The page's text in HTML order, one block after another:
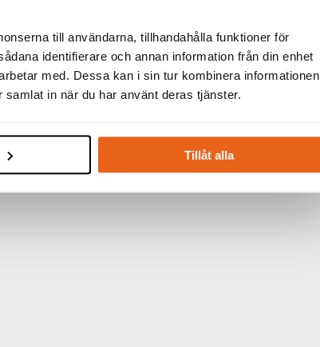
till användarna, tillhandahålla funktioner för
identifierare och annan information från din enhet
med. Dessa kan i sin tur kombinera informationen
in när du har använt deras tjänster.
Tillåt alla
10 st